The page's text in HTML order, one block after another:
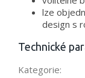
lze
design s
Technické
Kategorie: